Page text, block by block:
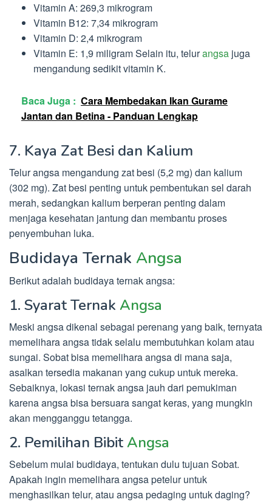
Vitamin A: 269,3 mikrogram
Vitamin B12: 7,34 mikrogram
Vitamin D: 2,4 mikrogram
Vitamin E: 1,9 miligram Selain itu, telurangsa juga
mengandung sedikit vitamin K.
Baca Juga : Cara Membedakan Ikan Gurame
Jantan dan Betina - Panduan Lengkap
7. Kaya Zat Besi dan Kalium
Telur angsa mengandung zat besi (5,2 mg) dan kalium
(302 mg). Zat besi penting untuk pembentukan sel darah
merah, sedangkan kalium berperan penting dalam
menjaga kesehatan jantung dan membantu proses
penyembuhan luka.
Budidaya Ternak Angsa
Berikut adalah budidaya ternak angsa:
1. Syarat Ternak Angsa
Meski angsa dikenal sebagai perenang yang baik, ternyata
memelihara angsa tidak selalu membutuhkan kolam atau
sungai. Sobat bisa memelihara angsa di mana saja,
asalkan tersedia makanan yang cukup untuk mereka.
Sebaiknya, lokasi ternak angsa jauh dari pemukiman
karena angsa bisa bersuara sangat keras, yang mungkin
akan mengganggu tetangga.
2. Pemilihan Bibit Angsa
Sebelum mulai budidaya, tentukan dulu tujuan Sobat.
Apakah ingin memelihara angsa petelur untuk
menghasilkan telur, atau angsa pedaging untuk daging?